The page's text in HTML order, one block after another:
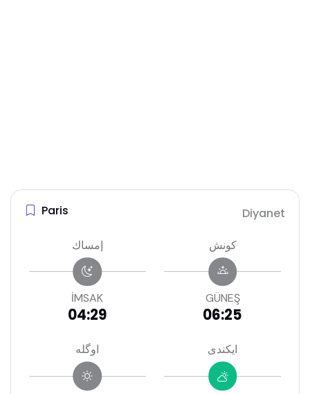
Paris Diyanet
إمساك
İMSAK
04:29
كونش
GÜNEŞ
06:25
اوگله ايكندى